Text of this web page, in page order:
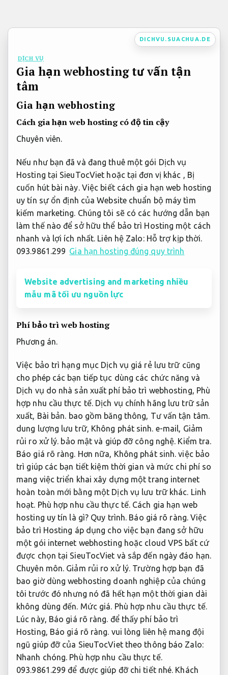
nội
DICHVU.SUACHUA.DE
DỊCH VỤ
Gia hạn webhosting tư vấn tận
tâm
Gia hạn webhosting
Cách gia hạn web hosting có độ tin cậy
Chuyên viên.
Nếu như bạn đã và đang thuê một gói Dịch vụ
Hosting tại SieuTocViet hoặc tại đơn vị khác , Bị
cuốn hút bài này. Việc biết cách gia hạn web hosting
uy tín sự ổn định của Website chuẩn bộ máy tìm
kiếm marketing. Chúng tôi sẽ có các hướng dẫn bạn
làm thế nào để sở hữu thể bảo trì Hosting một cách
nhanh và lợi ích nhất. Liên hệ Zalo: Hỗ trợ kịp thời.
093.9861.299 Gia hạn hosting đúng quy trình
Website advertising and marketing nhiều
mẫu mã tối ưu nguồn lực
Phí bảo trì web hosting
Phương án.
Việc bảo trì hạng mục Dịch vụ giá rẻ lưu trữ cũng
cho phép các bạn tiếp tục dùng các chức năng và
Dịch vụ do nhà sản xuất phí bảo trì webhosting, Phù
hợp nhu cầu thực tế. Dịch vụ chính hãng lưu trữ sản
xuất, Bài bản. bao gồm băng thông, Tư vấn tận tâm.
dung lượng lưu trữ, Không phát sinh. e-mail, Giảm
rủi ro xử lý. bảo mật và giúp đỡ công nghệ. Kiểm tra.
Báo giá rõ ràng. Hơn nữa, Không phát sinh. việc bảo
trì giúp các bạn tiết kiệm thời gian và mức chi phí so
mang việc triển khai xây dựng một trang internet
hoàn toàn mới bằng một Dịch vụ lưu trữ khác. Linh
hoạt. Phù hợp nhu cầu thực tế. Cách gia hạn web
hosting uy tín là gì? Quy trình. Báo giá rõ ràng. Việc
bảo trì Hosting áp dụng cho việc bạn đang sở hữu
một gói internet webhosting hoặc cloud VPS bất cứ
được chọn tại SieuTocViet và sắp đến ngày đáo hạn.
Chuyên môn. Giảm rủi ro xử lý. Trường hợp bạn đã
bao giờ dùng webhosting doanh nghiệp của chúng
tôi trước đó nhưng nó đã hết hạn một thời gian dài
không dùng đến. Mức giá. Phù hợp nhu cầu thực tế.
Lúc này, Báo giá rõ ràng. để thấy phí bảo trì
Hosting, Báo giá rõ ràng. vui lòng liên hệ mang đội
ngũ giúp đỡ của SieuTocViet theo thông báo Zalo:
Nhanh chóng. Phù hợp nhu cầu thực tế.
093.9861.299 để được giúp đỡ chi tiết nhé. Khách